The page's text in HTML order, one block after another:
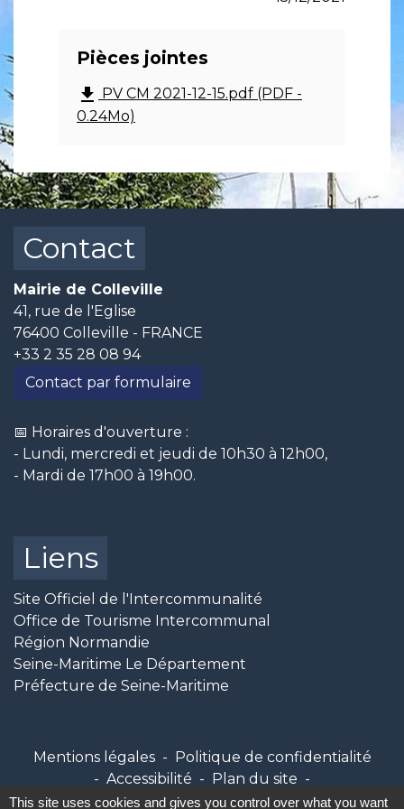
Pièces jointes
file_download PV CM 2021-12-15.pdf (PDF -
0.24Mo)
Contact
Mairie de Colleville
41, rue de l'Eglise
76400 Colleville - FRANCE
+33 2 35 28 08 94
Contact par formulaire
📅 Horaires d'ouverture :
- Lundi, mercredi et jeudi de 10h30 à 12h00,
- Mardi de 17h00 à 19h00.
Liens
Site Officiel de l'Intercommunalité
Office de Tourisme Intercommunal
Région Normandie
Seine-Maritime Le Département
Préfecture de Seine-Maritime
Mentions légales - Politique de confidentialité
- Accessibilité - Plan du site -
Gestion des cookies
This site uses cookies and gives you control over what you want